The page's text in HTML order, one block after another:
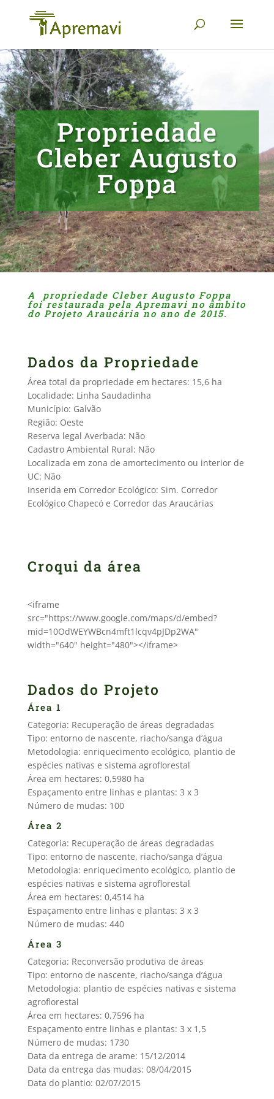
Propriedade
Cleber Augusto
Foppa
A propriedade Cleber Augusto Foppa
foi restaurada pela Apremavi no âmbito
do Projeto Araucária no ano de 2015.
Dados da Propriedade
Área total da propriedade em hectares: 15,6 ha
Localidade: Linha Saudadinha
Município: Galvão
Região: Oeste
Reserva legal Averbada: Não
Cadastro Ambiental Rural: Não
Localizada em zona de amortecimento ou interior de
UC: Não
Inserida em Corredor Ecológico: Sim. Corredor
Ecológico Chapecó e Corredor das Araucárias
Croqui da área
<iframe
src="https://www.google.com/maps/d/embed?
mid=10OdWEYWBcn4mft1lcqv4pJDp2WA"
width="640" height="480"></iframe>
Dados do Projeto
Área 1
Categoria: Recuperação de áreas degradadas
Tipo: entorno de nascente, riacho/sanga d’água
Metodologia: enriquecimento ecológico, plantio de
espécies nativas e sistema agroflorestal
Área em hectares: 0,5980 ha
Espaçamento entre linhas e plantas: 3 x 3
Número de mudas: 100
Área 2
Categoria: Recuperação de áreas degradadas
Tipo: entorno de nascente, riacho/sanga d’água
Metodologia: enriquecimento ecológico, plantio de
espécies nativas e sistema agroflorestal
Área em hectares: 0,4514 ha
Espaçamento entre linhas e plantas: 3 x 3
Número de mudas: 440
Área 3
Categoria: Reconversão produtiva de áreas
Tipo: entorno de nascente, riacho/sanga d’água
Metodologia: plantio de espécies nativas e sistema
agroflorestal
Área em hectares: 0,7596 ha
Espaçamento entre linhas e plantas: 3 x 1,5
Número de mudas: 1730
Data da entrega de arame: 15/12/2014
Data da entrega das mudas: 08/04/2015
Data do plantio: 02/07/2015